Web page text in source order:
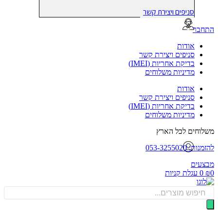
סניפים ויצירת קשר
אודות
סניפים ויצירת קשר
בדיקת אחריות (IMEI)
מדיניות משלוחים
אודות
סניפים ויצירת קשר
בדיקת אחריות (IMEI)
מדיניות משלוחים
לכל הארץ
053-3255020
0 עגלת קניות